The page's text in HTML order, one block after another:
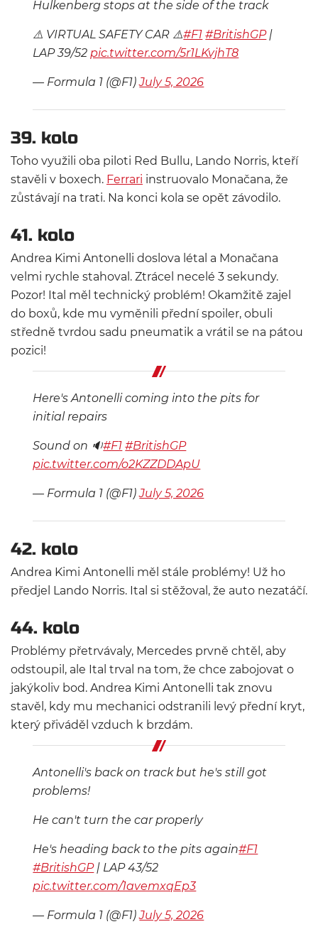
Hulkenberg stops at the side of the track
⚠️ VIRTUAL SAFETY CAR ⚠️#F1 #BritishGP|
LAP 39/52pic.twitter.com/5r1LKvjhT8
— Formula 1 (@F1)July 5, 2026
39. kolo
Toho využili oba piloti Red Bullu, Lando Norris, kteří
stavěli v boxech. Ferrari instruovalo Monačana, že
zůstávají na trati. Na konci kola se opět závodilo.
41. kolo
Andrea Kimi Antonelli doslova létal a Monačana
velmi rychle stahoval. Ztrácel necelé 3 sekundy.
Pozor! Ital měl technický problém! Okamžitě zajel
do boxů, kde mu vyměnili přední spoiler, obuli
středně tvrdou sadu pneumatik a vrátil se na pátou
pozici!
Here's Antonelli coming into the pits for
initial repairs
Sound on 🔉#F1 #BritishGP
pic.twitter.com/o2KZZDDApU
— Formula 1 (@F1)July 5, 2026
42. kolo
Andrea Kimi Antonelli měl stále problémy! Už ho
předjel Lando Norris. Ital si stěžoval, že auto nezatáčí.
44. kolo
Problémy přetrvávaly, Mercedes prvně chtěl, aby
odstoupil, ale Ital trval na tom, že chce zabojovat o
jakýkoliv bod. Andrea Kimi Antonelli tak znovu
stavěl, kdy mu mechanici odstranili levý přední kryt,
který přiváděl vzduch k brzdám.
Antonelli's back on track but he's still got
problems!
He can't turn the car properly
He's heading back to the pits again#F1
#BritishGP| LAP 43/52
pic.twitter.com/1avemxqEp3
— Formula 1 (@F1)July 5, 2026